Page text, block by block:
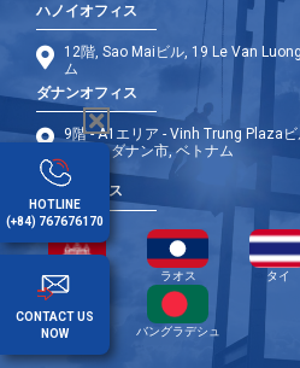
ハノイオフィス
12階, Sao Maiビル, 19 Le Van
ム
ダナンオフィス
9階 - A1エリア - Vinh Trung Plaza
Khe区, ダナン市, ベトナム
海外オフィス
カンボジア ラオス タイ
フィリピン バングラデシュ
HOTLINE
(+84) 767676170
CONTACT US
NOW